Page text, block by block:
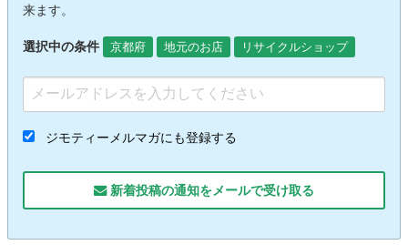
来ます。
選択中の条件 京都府 地元のお店 リサイクルショップ
ジモティーメルマガにも登録する
新着投稿の通知をメールで受け取る